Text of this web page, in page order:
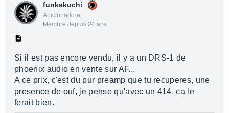
funkakuchi
AFicionado·a
Membre depuis 24 ans
Si il est pas encore vendu, il y a un DRS-1 de
phoenix audio en vente sur AF...
A ce prix, c'est du pur preamp que tu recuperes, une
presence de ouf, je pense qu'avec un 414, ca le
ferait bien.